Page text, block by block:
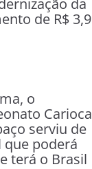
de R$ 3,9
o
Carioca
serviu de
que poderá
terá o Brasil